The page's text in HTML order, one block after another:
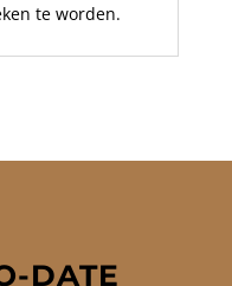
te worden.
DATE